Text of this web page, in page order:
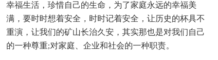
幸福生活，珍惜自己的生命，为了家庭永远的幸福美
满，要时时想着安全，时时记着安全，让历史的杯具不
重演，让我们的矿山长治久安，其实那也是对我们自己
的一种尊重;对家庭、企业和社会的一种职责。